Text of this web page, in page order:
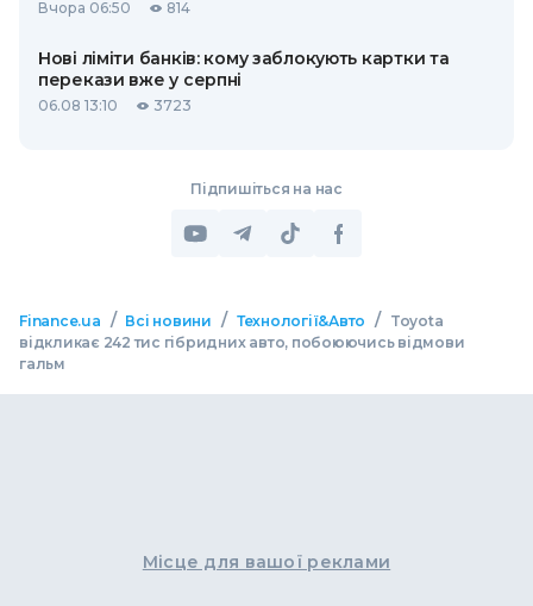
Вчора 06:50 814
Нові ліміти банків: кому заблокують картки та
перекази вже у серпні
06.08 13:10 3723
Підпишіться на нас
Finance.ua / Всі новини / Технології&Авто /
Toyota
відкликає 242 тис гібридних авто, побоюючись відмови
гальм
Місце для вашої реклами